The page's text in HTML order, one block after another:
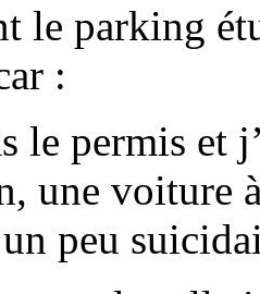
le parking
:
le permis et
une voiture
un peu